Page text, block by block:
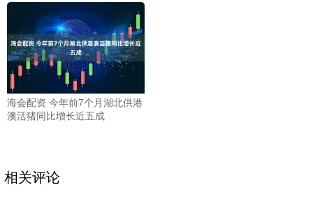
海会配资 今年前7个月湖北供港
澳活猪同比增长近五成
相关评论